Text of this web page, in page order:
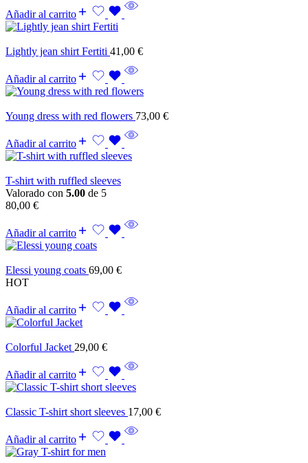
Añadir al carrito
Lightly jean shirt Fertiti 41,00 €
Añadir al carrito
Young dress with red flowers 73,00 €
Añadir al carrito
T-shirt with ruffled sleeves
Valorado con 5.00 de 5
80,00 €
Añadir al carrito
Elessi young coats 69,00 €
HOT
Añadir al carrito
Colorful Jacket 29,00 €
Añadir al carrito
Classic T-shirt short sleeves 17,00 €
Añadir al carrito